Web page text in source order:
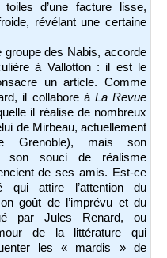
d’une facture lisse,
révélant une certaine
groupe des Nabis, accorde
à Vallotton : il est le
un article. Comme
il collabore à La Revue
il réalise de nombreux
de Mirbeau, actuellement
Grenoble), mais son
son souci de réalisme
de ses amis. Est-ce
qui attire l’attention du
goût de l’imprévu et du
par Jules Renard, ou
de la littérature qui
les « mardis » de